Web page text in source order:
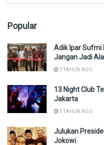
Popular
Adik Ipar Sufmi
Jangan Jadi
3 TAHUN AGO
13 Night Club
Jakarta
3 TAHUN AGO
Julukan
Jokowi